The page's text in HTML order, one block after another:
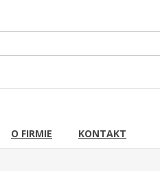
O FIRMIE KONTAKT